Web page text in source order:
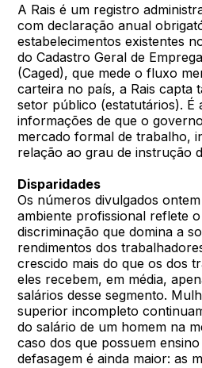
A Rais é um registro
com declaração anual
estabelecimentos existentes
do Cadastro Geral de
(Caged), que mede o fluxo
carteira no país, a Rais capta
setor público (estatutários). É
informações de que o
mercado formal de trabalho,
relação ao grau de instrução
Disparidades
Os números divulgados
ambiente profissional reflete
discriminação que domina a
rendimentos dos
crescido mais do que os dos
eles recebem, em média,
salários desse segmento.
superior incompleto
do salário de um homem na
caso dos que possuem
defasagem é ainda maior: as